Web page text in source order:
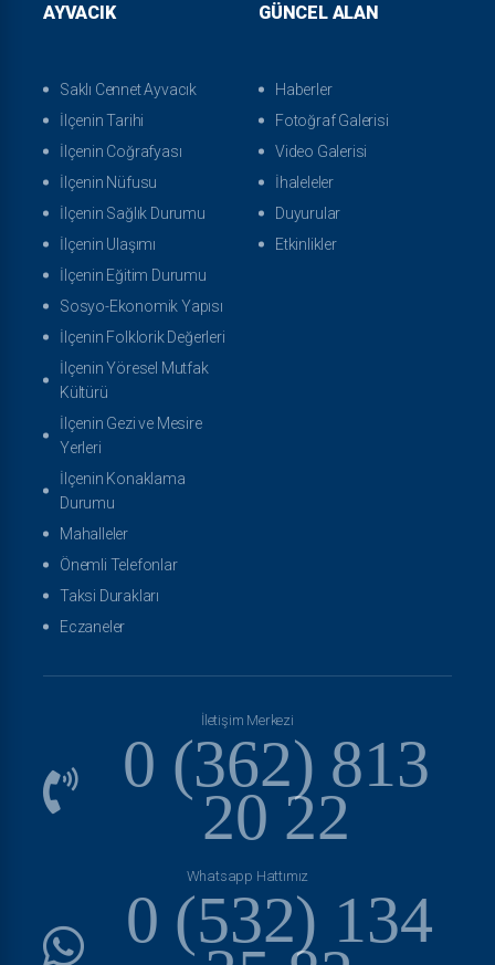
AYVACIK
Saklı Cennet Ayvacık
İlçenin Tarihi
İlçenin Coğrafyası
İlçenin Nüfusu
İlçenin Sağlık Durumu
İlçenin Ulaşımı
İlçenin Eğitim Durumu
Sosyo-Ekonomik Yapısı
İlçenin Folklorik Değerleri
İlçenin Yöresel Mutfak
Kültürü
İlçenin Gezi ve Mesire
Yerleri
İlçenin Konaklama
Durumu
Mahalleler
Önemli Telefonlar
Taksi Durakları
Eczaneler
GÜNCEL ALAN
Haberler
Fotoğraf Galerisi
Video Galerisi
İhaleleler
Duyurular
Etkinlikler
İletişim Merkezi
0 (362) 813
20 22
Whatsapp Hattımız
0 (532) 134